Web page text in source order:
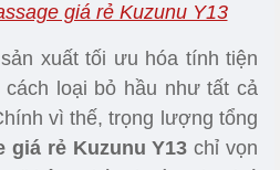
giá rẻ Kuzunu Y13
xuất tối ưu hóa tính tiện
cách loại bỏ hầu như tất cả
vì thế, trọng lượng tổng
giá rẻ Kuzunu Y13 chỉ vọn